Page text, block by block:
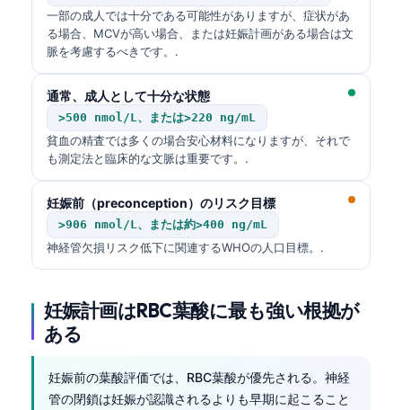
一部の成人では十分である可能性がありますが、症状があ
る場合、MCVが高い場合、または妊娠計画がある場合は文
脈を考慮するべきです。.
通常、成人として十分な状態
>500 nmol/L、または>220 ng/mL
貧血の精査では多くの場合安心材料になりますが、それで
も測定法と臨床的な文脈は重要です。.
妊娠前（preconception）のリスク目標
>906 nmol/L、または約>400 ng/mL
神経管欠損リスク低下に関連するWHOの人口目標。.
妊娠計画はRBC葉酸に最も強い根拠が
ある
妊娠前の葉酸評価では、RBC葉酸が優先される。神経
管の閉鎖は妊娠が認識されるよりも早期に起こること